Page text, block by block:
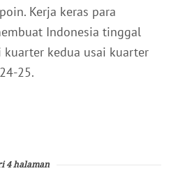
Kerja keras para
Indonesia tinggal
kedua usai kuarter
25.
4 halaman